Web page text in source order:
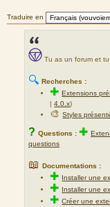
Traduire en
Tu as un forum et
🔍 Recherches :
✚Extensions
|4.0.x)
🎨Styles
? Questions : ✚
questions
📖 Documentations :
✚ Installer une
✚ Installer une
✚Créer une